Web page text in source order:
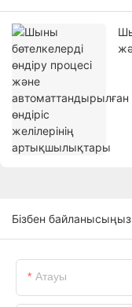
Бізбен байланысыңыз
Атауы